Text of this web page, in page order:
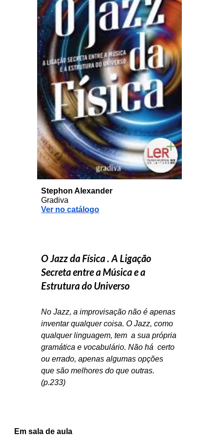
Stephon Alexander
Gradiva
Ver no catálogo
O Jazz da Física . A Ligação
Secreta entre a Música e a
Estrutura do Universo
No Jazz, a improvisação não é apenas
inventar qualquer coisa. O Jazz, como
qualquer linguagem, tem a sua própria
gramática e vocabulário. Não há certo
ou errado, apenas algumas opções
que são melhores do que outras.
(p.233)
Em sala de aula